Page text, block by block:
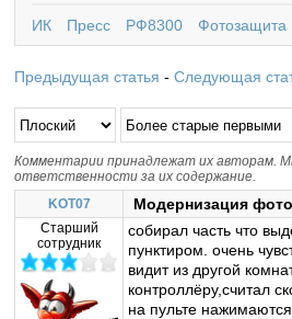
ИК Пресс РФ8300 Фотозащита
Предыдущая статья -Следующая
Комментарии принадлежат их авторам.
ответственности за их содержание.
KOT07
Модернизация
Старший
сотрудник
собирал часть что
пунктиром. очень
видит из другой
контроллёру,считал
на пульте нажимаются.